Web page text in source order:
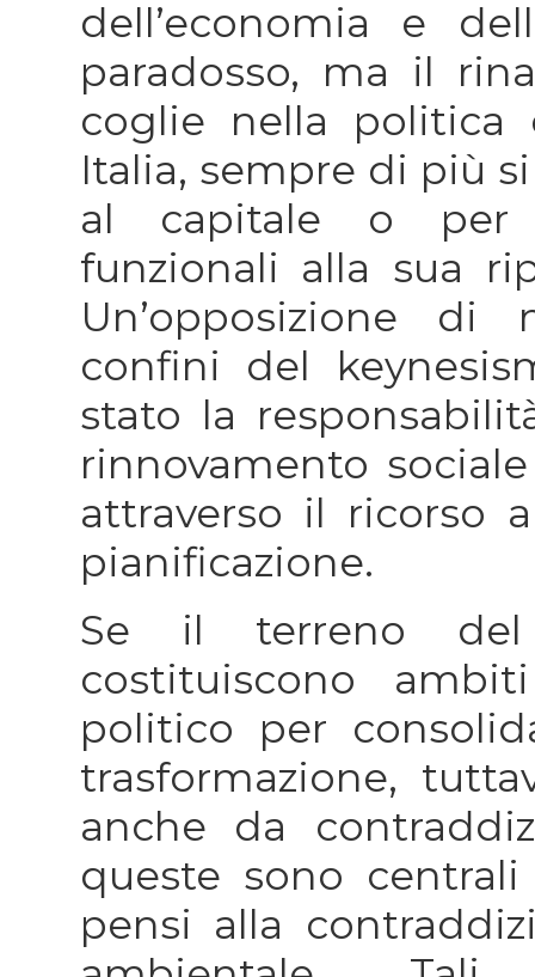
dell’economia e
paradosso, ma il
coglie nella
Italia, sempre di più
al capitale o per
funzionali alla sua
Un’opposizione di
confini del
stato la
rinnovamento
attraverso il ricorso
pianificazione.
Se il terreno
costituiscono
politico per
trasformazione,
anche da
queste sono
pensi alla